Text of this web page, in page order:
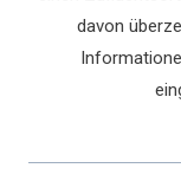
davon